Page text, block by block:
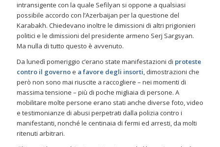
intransigente con la quale Sefilyan si oppone a qualsiasi
possibile accordo con l’Azerbaijan per la questione del
Karabakh. Chiedevano inoltre le dimissioni di altri prigionieri
politici e le dimissioni del presidente armeno Serj Sargsyan.
Ma nulla di tutto questo è avvenuto.
Da lunedì pomeriggio c’erano state manifestazioni di proteste
contro il governoe a favore degli insorti, dimostrazioni che
però non sono mai riuscite a raccogliere – nei momenti di
massima tensione – più di poche migliaia di persone. A
mobilitare molte persone erano stati anche diverse foto, video
e testimonianze di abusi perpetrati dalla polizia contro i
manifestanti, nonché le centinaia di fermi ed arresti, da molti
ritenuti arbitrari.